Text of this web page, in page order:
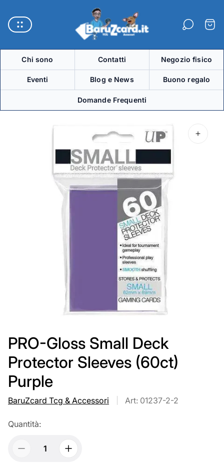
del
negozio"
Chi sono Contatti Negozio fisico
Eventi Blog e News Buono regalo
Domande Frequenti
PRO-Gloss Small Deck
Protector Sleeves (60ct)
Purple
BaruZcard Tcg & Accessori Art: 01237-2-2
Quantità: